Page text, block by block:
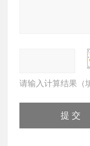
请输入计算结果（